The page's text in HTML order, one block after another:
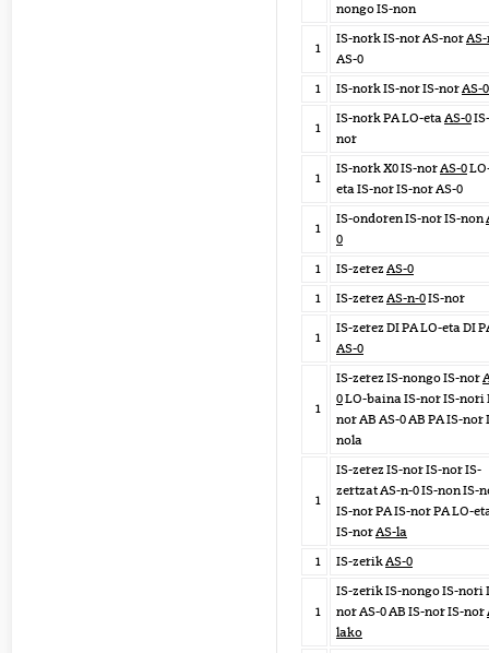
nongo IS-non
1
IS-nork IS-nor AS-nor
AS-0
1
IS-nork IS-nor IS-norAS-0
1
IS-nork PA LO-etaAS-0IS-
nor
1
IS-nork X0 IS-norAS-0
eta IS-nor IS-nor AS-0
1
IS-ondoren IS-nor IS-non
0
1
IS-zerez AS-0
1
IS-zerez AS-n-0IS-nor
1
IS-zerez DI PA LO-eta DI
AS-0
1
IS-zerez IS-nongo IS-nor
0LO-baina IS-nor IS-nori
nor AB AS-0 AB PA IS-nor
nola
1
IS-zerez IS-nor IS-nor IS-
zertzat AS-n-0 IS-non IS-
IS-nor PA IS-nor PA LO-
IS-norAS-la
1
IS-zerikAS-0
1
IS-zerik IS-nongo IS-nori
nor AS-0 AB IS-nor IS-nor
lako